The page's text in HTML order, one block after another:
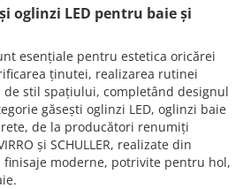
oglinzi LED pentru baie și
esențiale pentru estetica oricărei
ținutei, realizarea rutinei
stil spațiului, completând designul
găsești oglinzi LED, oglinzi baie
de la producători renumiți
și SCHULLER, realizate din
moderne, potrivite pentru hol,